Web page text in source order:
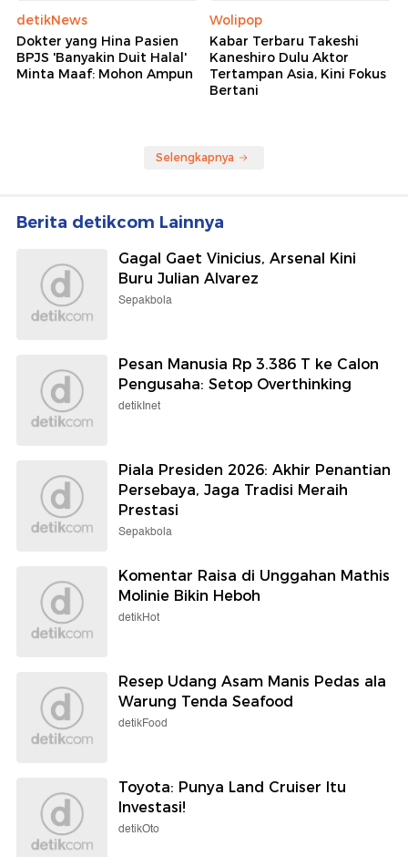
detikNews
Dokter yang Hina Pasien
BPJS 'Banyakin Duit Halal'
Minta Maaf: Mohon Ampun
Wolipop
Kabar Terbaru Takeshi
Kaneshiro Dulu Aktor
Tertampan Asia, Kini Fokus
Bertani
Selengkapnya
Berita detikcom Lainnya
Gagal Gaet Vinicius, Arsenal Kini
Buru Julian Alvarez
Sepakbola
Pesan Manusia Rp 3.386 T ke Calon
Pengusaha: Setop Overthinking
detikInet
Piala Presiden 2026: Akhir Penantian
Persebaya, Jaga Tradisi Meraih
Prestasi
Sepakbola
Komentar Raisa di Unggahan Mathis
Molinie Bikin Heboh
detikHot
Resep Udang Asam Manis Pedas ala
Warung Tenda Seafood
detikFood
Toyota: Punya Land Cruiser Itu
Investasi!
detikOto